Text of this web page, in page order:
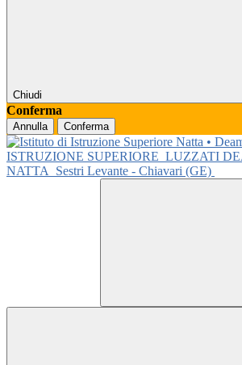
Chiudi
Conferma
Annulla Conferma
ISTRUZIONE SUPERIORE LUZZATI
NATTA
Sestri Levante - Chiavari (GE)